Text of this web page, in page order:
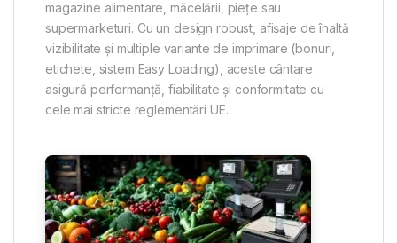
magazine alimentare, măcelării, piețe sau
supermarketuri. Cu un design robust, afișaje de înaltă
vizibilitate și multiple variante de imprimare (bonuri,
etichete, sistem Easy Loading), aceste cântare
asigură performanță, fiabilitate și conformitate cu
cele mai stricte reglementări UE.